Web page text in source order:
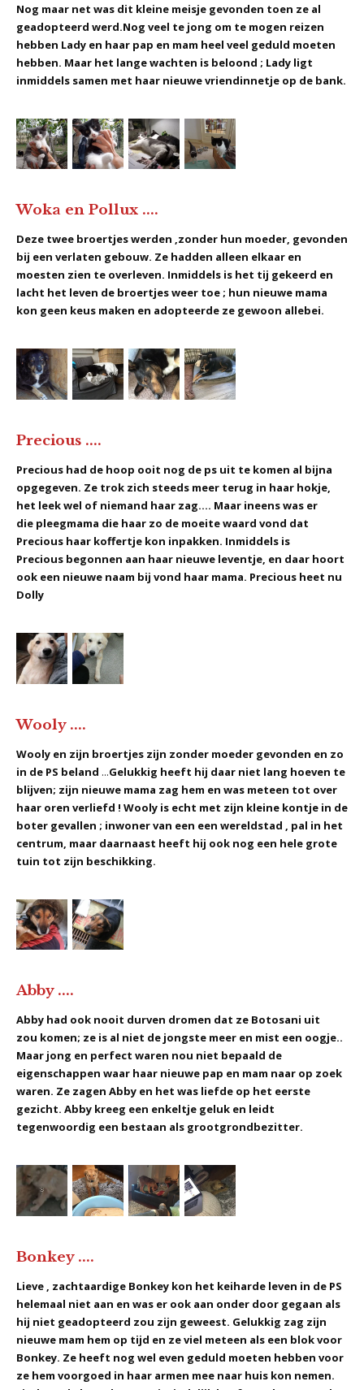
Nog maar net was dit kleine meisje gevonden toen ze al
geadopteerd werd.Nog veel te jong om te mogen reizen
hebben Lady en haar pap en mam heel veel geduld moeten
hebben. Maar het lange wachten is beloond ; Lady ligt
inmiddels samen met haar nieuwe vriendinnetje op de bank.
Woka en Pollux ....
Deze twee broertjes werden ,zonder hun moeder, gevonden
bij een verlaten gebouw. Ze hadden alleen elkaar en
moesten zien te overleven. Inmiddels is het tij gekeerd en
lacht het leven de broertjes weer toe ; hun nieuwe mama
kon geen keus maken en adopteerde ze gewoon allebei.
Precious ....
Precious had de hoop ooit nog de ps uit te komen al bijna
opgegeven. Ze trok zich steeds meer terug in haar hokje,
het leek wel of niemand haar zag.... Maar ineens was er
die pleegmama die haar zo de moeite waard vond dat
Precious haar koffertje kon inpakken. Inmiddels is
Precious begonnen aan haar nieuwe leventje, en daar hoort
ook een nieuwe naam bij vond haar mama. Precious heet nu
Dolly
Wooly ....
Wooly en zijn broertjes zijn zonder moeder gevonden en zo
in de PS beland ...Gelukkig heeft hij daar niet lang hoeven te
blijven; zijn nieuwe mama zag hem en was meteen tot over
haar oren verliefd ! Wooly is echt met zijn kleine kontje in de
boter gevallen ; inwoner van een een wereldstad , pal in het
centrum, maar daarnaast heeft hij ook nog een hele grote
tuin tot zijn beschikking.
Abby ....
Abby had ook nooit durven dromen dat ze Botosani uit
zou komen; ze is al niet de jongste meer en mist een oogje..
Maar jong en perfect waren nou niet bepaald de
eigenschappen waar haar nieuwe pap en mam naar op zoek
waren. Ze zagen Abby en het was liefde op het eerste
gezicht. Abby kreeg een enkeltje geluk en leidt
tegenwoordig een bestaan als grootgrondbezitter.
Bonkey ....
Lieve , zachtaardige Bonkey kon het keiharde leven in de PS
helemaal niet aan en was er ook aan onder door gegaan als
hij niet geadopteerd zou zijn geweest. Gelukkig zag zijn
nieuwe mam hem op tijd en ze viel meteen als een blok voor
Bonkey. Ze heeft nog wel even geduld moeten hebben voor
ze hem voorgoed in haar armen mee naar huis kon nemen.